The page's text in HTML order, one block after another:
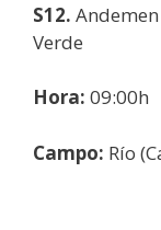
S12.
Verde
Hora: 09:00h
Campo: Río